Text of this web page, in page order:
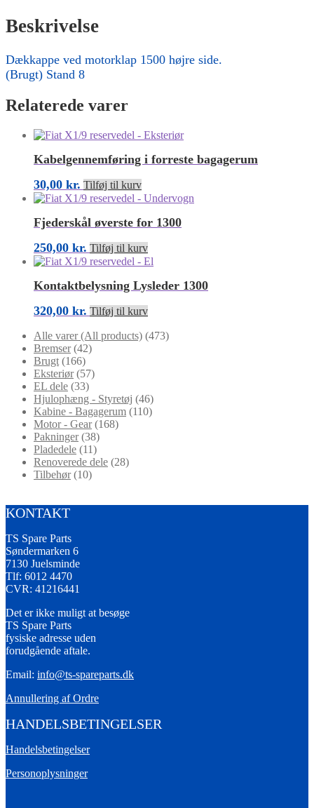
Beskrivelse
Dækkappe ved motorklap 1500 højre side.
(Brugt) Stand 8
Relaterede varer
Kabelgennemføring i forreste bagagerum
30,00 kr. Tilføj til kurv
Fjederskål øverste for 1300
250,00 kr. Tilføj til kurv
Kontaktbelysning Lysleder 1300
320,00 kr. Tilføj til kurv
Alle varer (All products) (473)
Bremser (42)
Brugt (166)
Eksteriør (57)
EL dele (33)
Hjulophæng - Styretøj (46)
Kabine - Bagagerum (110)
Motor - Gear (168)
Pakninger (38)
Pladedele (11)
Renoverede dele (28)
Tilbehør (10)
KONTAKT
TS Spare Parts
Søndermarken 6
7130 Juelsminde
Tlf: 6012 4470
CVR: 41216441
Det er ikke muligt at besøge
TS Spare Parts
fysiske adresse uden
forudgående aftale.
Email: info@ts-spareparts.dk
Annullering af Ordre
HANDELSBETINGELSER
Handelsbetingelser
Personoplysninger